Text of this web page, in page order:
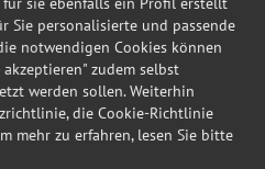
Sie personalisierte und passende
notwendigen Cookies können
zudem selbst
werden sollen. Weiterhin
die Cookie-Richtlinie
mehr zu erfahren, lesen Sie bitte